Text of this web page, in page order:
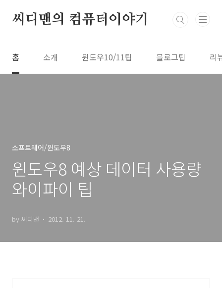
씨디맨의 컴퓨터이야기
홈 소개 윈도우10/11팁 블로그팁 리
소프트웨어/윈도우8
윈도우8 예상 데이터 사용량
와이파이 팁
by 씨디맨 2012. 11. 21.